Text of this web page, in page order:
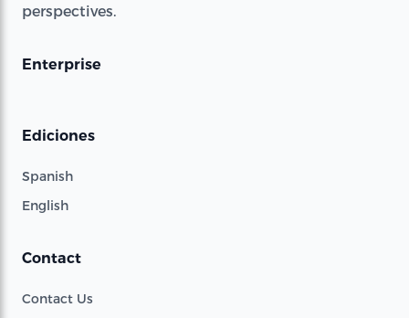
perspectives.
Enterprise
Ediciones
Spanish
English
Contact
Contact Us